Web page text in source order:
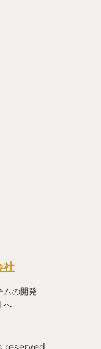
社
ムの開発
へ
reserved